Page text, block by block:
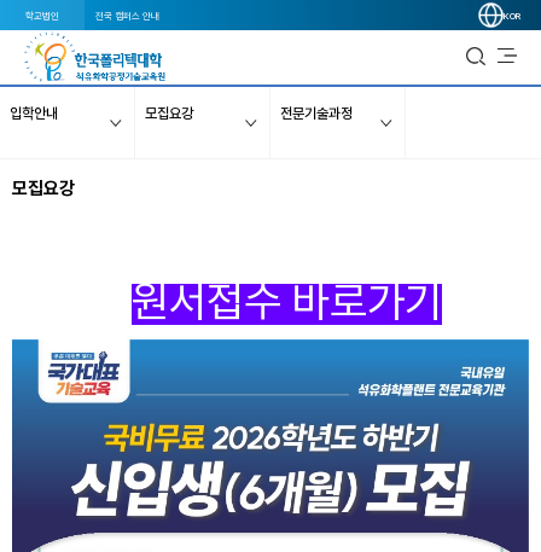
학교법인 전국 캠퍼스 안내 KOR
입학안내 모집요강 전문기술과정
모집요강
원서접수 바로가기